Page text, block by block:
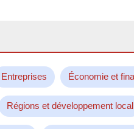
Entreprises Économie et
Régions et développement local